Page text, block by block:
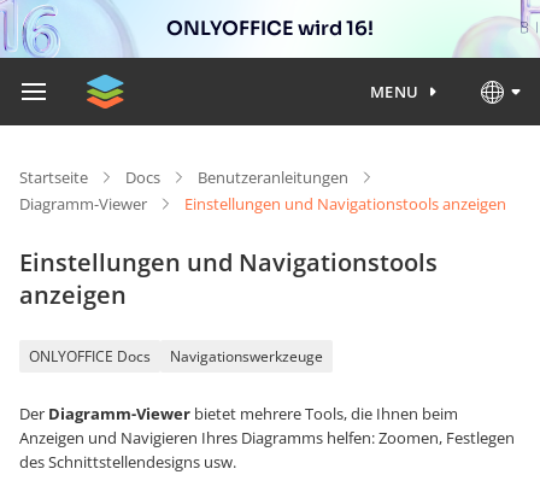
ONLYOFFICE wird 16!
MENU
Startseite Docs
Benutzeranleitungen
Diagramm-Viewer
Einstellungen und Navigationstools anzeigen
Einstellungen und Navigationstools
anzeigen
ONLYOFFICE Docs Navigationswerkzeuge
Der Diagramm-Viewer bietet mehrere Tools, die Ihnen beim
Anzeigen und Navigieren Ihres Diagramms helfen: Zoomen, Festlegen
des Schnittstellendesigns usw.